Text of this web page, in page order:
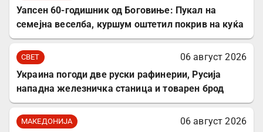
Уапсен 60-годишник од Боговиње: Пукал на
семејна веселба, куршум оштетил покрив на куќа
СВЕТ
06 август 2026
Украина погоди две руски рафинерии, Русија
нападна железничка станица и товарен брод
МАКЕДОНИЈА
06 август 2026